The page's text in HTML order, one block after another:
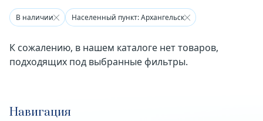
В наличии Населенный пункт: Архангельск
К сожалению, в нашем каталоге нет товаров,
подходящих под выбранные фильтры.
Навигация